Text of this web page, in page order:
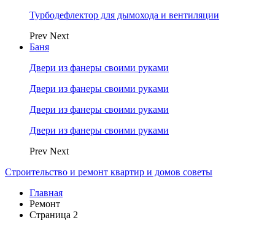
Турбодефлектор для дымохода и вентиляции
Prev Next
Баня
Двери из фанеры своими руками
Двери из фанеры своими руками
Двери из фанеры своими руками
Двери из фанеры своими руками
Prev Next
Строительство и ремонт квартир и домов советы
Главная
Ремонт
Страница 2